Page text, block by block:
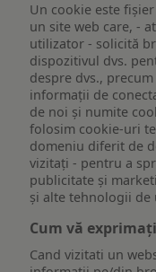
Un cookie este
un site web care, -
utilizator - solicită
dispozitivul dvs.
despre dvs.,
informații de
de noi și numite
folosim cookie-uri
domeniu diferit de
vizitați - pentru a
publicitate și
și alte tehnologii
Cum vă
Cand vizitati un